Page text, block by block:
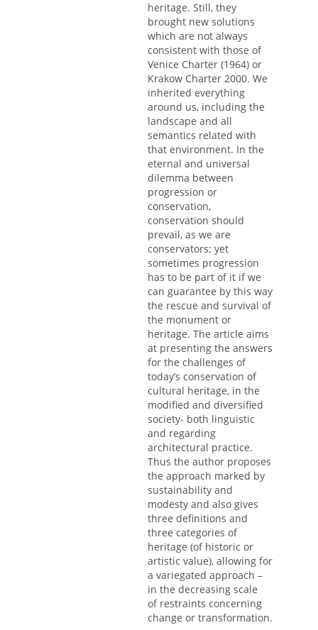
heritage. Still, they
brought new solutions
which are not always
consistent with those of
Venice Charter (1964) or
Krakow Charter 2000. We
inherited everything
around us, including the
landscape and all
semantics related with
that environment. In the
eternal and universal
dilemma between
progression or
conservation,
conservation should
prevail, as we are
conservators; yet
sometimes progression
has to be part of it if we
can guarantee by this way
the rescue and survival of
the monument or
heritage. The article aims
at presenting the answers
for the challenges of
today’s conservation of
cultural heritage, in the
modified and diversified
society- both linguistic
and regarding
architectural practice.
Thus the author proposes
the approach marked by
sustainability and
modesty and also gives
three definitions and
three categories of
heritage (of historic or
artistic value), allowing for
a variegated approach –
in the decreasing scale
of restraints concerning
change or transformation.